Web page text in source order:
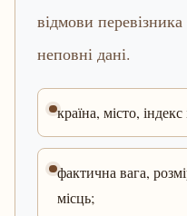
відмови
неповні дані.
країна, місто,
фактична вага,
місць;